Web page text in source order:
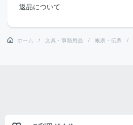
返品について
ホーム 文具・事務用品 帳票・伝票